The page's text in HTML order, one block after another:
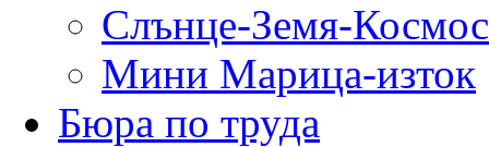
Слънце-Земя-Космос
Мини Марица-изток
Бюра по труда